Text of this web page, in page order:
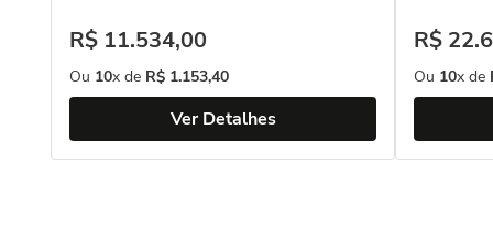
R$ 11.534,00
Ou 10x de R$ 1.153,40
Ver Detalhes
R$ 22.
Ou 10x de